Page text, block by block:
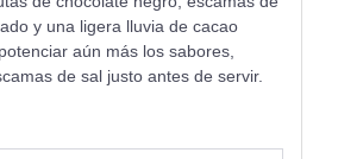
y una ligera lluvia de cacao
aún más los sabores,
de sal justo antes de servir.